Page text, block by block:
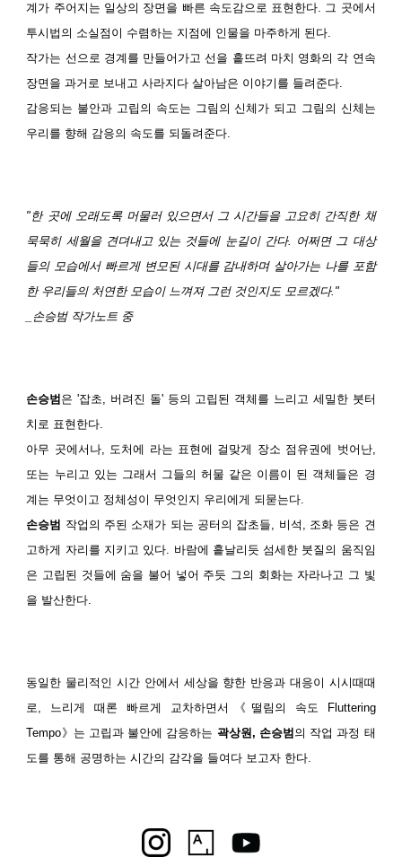
계가 주어지는 일상의 장면을 빠른 속도감으로 표현한다. 그 곳에서
투시법의 소실점이 수렴하는 지점에 인물을 마주하게 된다.
작가는 선으로 경계를 만들어가고 선을 흩뜨려 마치 영화의 각 연속
장면을 과거로 보내고 사라지다 살아남은 이야기를 들려준다.
감응되는 불안과 고립의 속도는 그림의 신체가 되고 그림의 신체는
우리를 향해 감응의 속도를 되돌려준다.
"한 곳에 오래도록 머물러 있으면서 그 시간들을 고요히 간직한 채
묵묵히 세월을 견뎌내고 있는 것들에 눈길이 간다. 어쩌면 그 대상
들의 모습에서 빠르게 변모된 시대를 감내하며 살아가는 나를 포함
한 우리들의 처연한 모습이 느껴져 그런 것인지도 모르겠다."
_손승범 작가노트 중
손승범 은 '잡초, 버려진 돌' 등의 고립된 객체를 느리고 세밀한 붓터
치로 표현한다.
아무 곳에서나, 도처에 라는 표현에 걸맞게 장소 점유권에 벗어난,
또는 누리고 있는 그래서 그들의 허물 같은 이름이 된 객체들은 경
계는 무엇이고 정체성이 무엇인지 우리에게 되묻는다.
손승범 작업의 주된 소재가 되는 공터의 잡초들, 비석, 조화 등은 견
고하게 자리를 지키고 있다. 바람에 흩날리듯 섬세한 붓질의 움직임
은 고립된 것들에 숨을 불어 넣어 주듯 그의 회화는 자라나고 그 빛
을 발산한다.
동일한 물리적인 시간 안에서 세상을 향한 반응과 대응이 시시때때
로, 느리게 때론 빠르게 교차하면서《떨림의 속도 Fluttering
Tempo》는 고립과 불안에 감응하는 곽상원, 손승범 의 작업 과정 태
도를 통해 공명하는 시간의 감각을 들여다 보고자 한다.